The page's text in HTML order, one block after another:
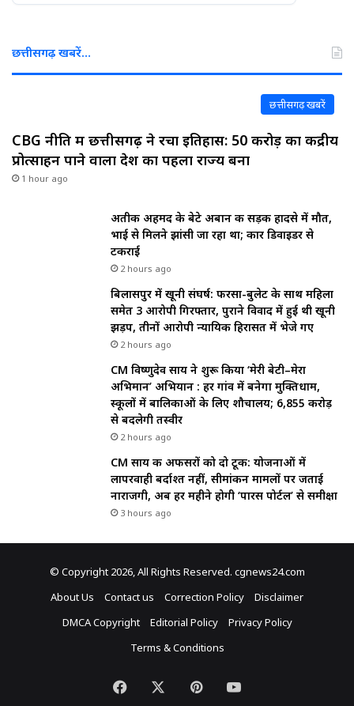
छत्तीसगढ़ खबरें…
छत्तीसगढ़ खबरें
CBG नीति में छत्तीसगढ़ ने रचा इतिहास: ₹50 करोड़ का केंद्रीय
प्रोत्साहन पाने वाला देश का पहला राज्य बना
1 hour ago
अतीक अहमद के बेटे अबान की सड़क हादसे में मौत,
भाई से मिलने झांसी जा रहा था; कार डिवाइडर से
टकराई
2 hours ago
बिलासपुर में खूनी संघर्ष: फरसा-बुलेट के साथ महिला
समेत 3 आरोपी गिरफ्तार, पुराने विवाद में हुई थी खूनी
झड़प, तीनों आरोपी न्यायिक हिरासत में भेजे गए
2 hours ago
CM विष्णुदेव साय ने शुरू किया ‘मेरी बेटी–मेरा
अभिमान’ अभियान : हर गांव में बनेगा मुक्तिधाम,
स्कूलों में बालिकाओं के लिए शौचालय; 6,855 करोड़
से बदलेगी तस्वीर
2 hours ago
CM साय की अफसरों को दो टूक: योजनाओं में
लापरवाही बर्दाश्त नहीं, सीमांकन मामलों पर जताई
नाराजगी, अब हर महीने होगी ‘पारस पोर्टल’ से समीक्षा
3 hours ago
© Copyright 2026, All Rights Reserved. cgnews24.com
About Us
Contact us Correction Policy
Disclaimer
DMCA Copyright
Editorial Policy
Privacy Policy
Terms & Conditions
Facebook PinterestYouTube